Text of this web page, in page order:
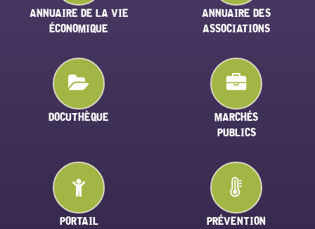
ANNUAIRE DE LA VIE
ÉCONOMIQUE
ANNUAIRE DES
ASSOCIATIONS
DOCUTHÈQUE
MARCHÉS
PUBLICS
PORTAIL
PRÉVENTION